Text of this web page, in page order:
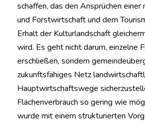
schaffen, das den Ansprüchen einer
und Forstwirtschaft und dem
Erhalt der Kulturlandschaft
wird. Es geht nicht darum, einzelne
erschließen, sondern
zukunftsfähiges Netz
Hauptwirtschaftswege
Flächenverbrauch so gering wie
wurde mit einem strukturierten